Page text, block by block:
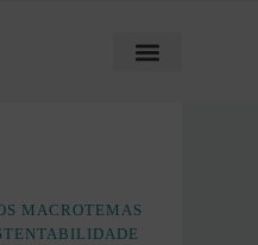
MACROTEMAS